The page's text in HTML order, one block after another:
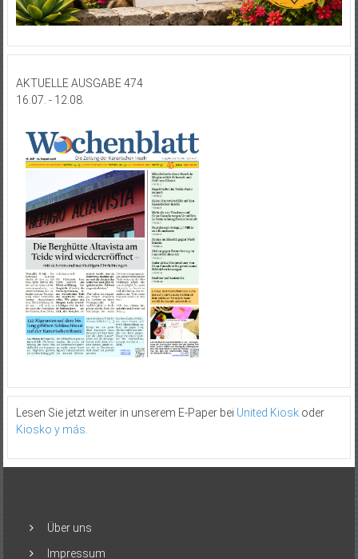
AKTUELLE AUSGABE 474
16.07. - 12.08.
Lesen Sie jetzt weiter in unserem E-Paper bei United Kioskoder
Kiosko y más
Über uns
Impressum